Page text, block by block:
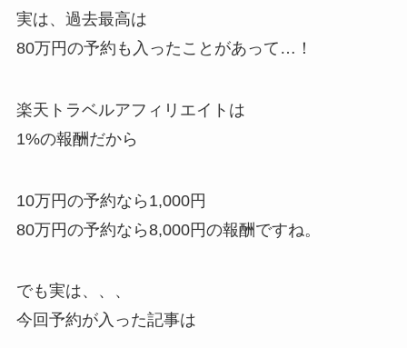
実は、過去最高は
80万円の予約も入ったことがあって…！
楽天トラベルアフィリエイトは
1%の報酬だから
10万円の予約なら1,000円
80万円の予約なら8,000円の報酬ですね。
でも実は、、、
今回予約が入った記事は